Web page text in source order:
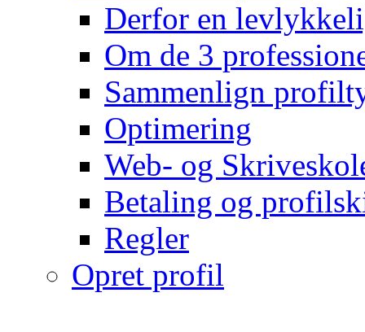
Derfor en
Om de 3
Sammenlign
Optimering
Web- og
Betaling og
Regler
Opret profil